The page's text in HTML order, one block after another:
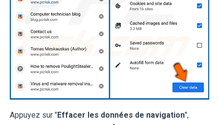
Appuyez sur "Effacer les données de navigation",